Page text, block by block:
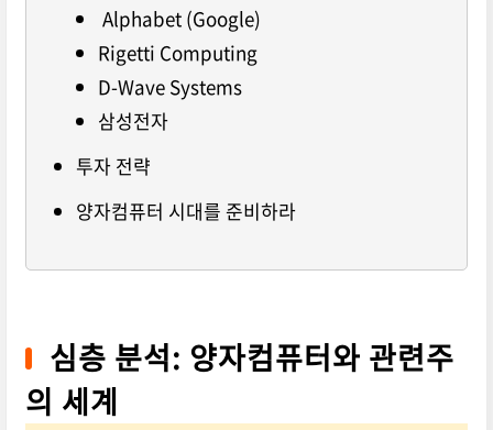
Alphabet (Google)
Rigetti Computing
D-Wave Systems
삼성전자
투자 전략
양자컴퓨터 시대를 준비하라
심층 분석: 양자컴퓨터와 관련주
의 세계